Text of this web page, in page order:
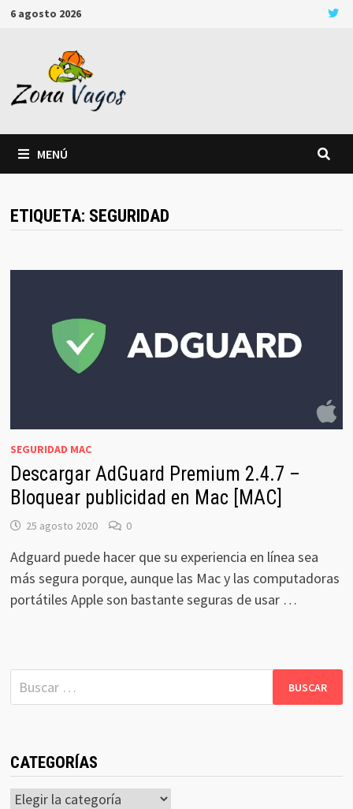
Saltar
6 agosto 2026
MENÚ
ETIQUETA: SEGURIDAD
SEGURIDAD MAC
Descargar AdGuard Premium 2.4.7 –
Bloquear publicidad en Mac [MAC]
25 agosto 2020 0
Adguard puede hacer que su experiencia en línea sea
más segura porque, aunque las Mac y las computadoras
portátiles Apple son bastante seguras de usar …
Buscar:
CATEGORÍAS
Categorías